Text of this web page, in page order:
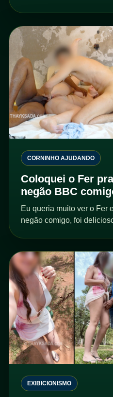
CORNINHO AJUDANDO
Coloquei o Fer
negão BBC
Eu queria muito ver o Fer
negão comigo, foi
EXIBICIONISMO